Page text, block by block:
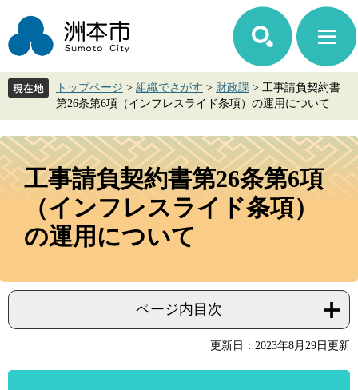
ジ
先
ュ
を
て
本
トップページ > 組織でさがす > 財政課 > 工事請負契約書
第26条第6項（インフレスライド条項）の運用について
本
文
工事請負契約書第26条第6項
（インフレスライド条項）
の運用について
ページ内目次
更新日：2023年8月29日更新